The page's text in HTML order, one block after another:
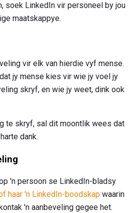
soek LinkedIn vir personeel by jou
maatskappye.
vir elk van hierdie vyf mense.
jy mense kies vir wie jy voel jy
skryf, en wie jy weet, dink ook
te skryf, sal dit moontlik wees dat
dank.
'n persoon se LinkedIn-bladsy
haar 'n LinkedIn-boodskap waarin
'n aanbeveling gegee het.